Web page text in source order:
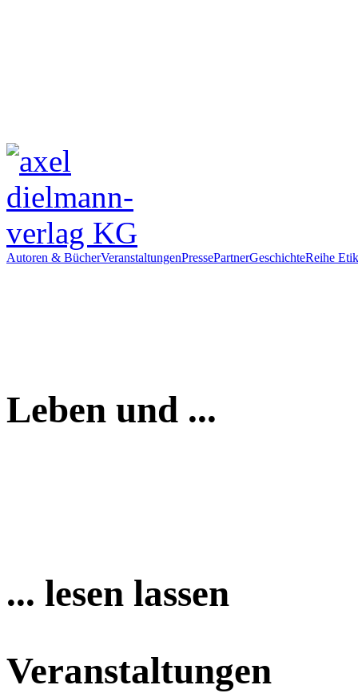
Autoren & BücherVeranstaltungenPressePartnerGeschichteReihe
Leben und ...
... lesen lassen
Veranstaltungen